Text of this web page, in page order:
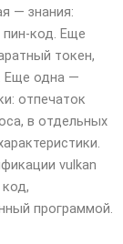
— знания:
пин-код. Еще
токен,
Еще одна —
отпечаток
в отдельных
vulkan
программой.